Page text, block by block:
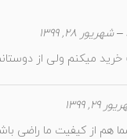
– شهریور 28, 1399
خرید میکنم ولی از
29, 1399
هم از کیفیت ما راضی